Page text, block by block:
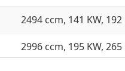
2494 ccm, 141 KW, 192
2996 ccm, 195 KW, 265